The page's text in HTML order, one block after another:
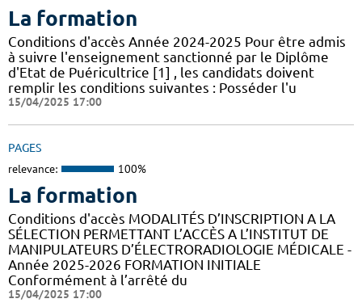
La formation
Conditions d'accès Année 2024-2025 Pour être admis
à suivre l'enseignement sanctionné par le Diplôme
d'Etat de Puéricultrice [1] , les candidats doivent
remplir les conditions suivantes : Posséder l'u
15/04/2025 17:00
PAGES
relevance: 100%
La formation
Conditions d'accès MODALITÉS D’INSCRIPTION A LA
SÉLECTION PERMETTANT L’ACCÈS A L’INSTITUT DE
MANIPULATEURS D’ÉLECTRORADIOLOGIE MÉDICALE -
Année 2025-2026 FORMATION INITIALE
Conformément à l’arrêté du
15/04/2025 17:00